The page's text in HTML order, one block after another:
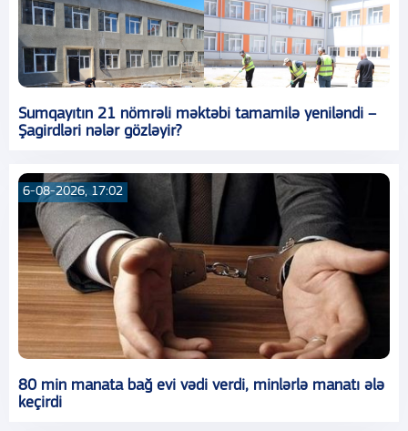
Sumqayıtın 21 nömrəli məktəbi tamamilə yeniləndi –
Şagirdləri nələr gözləyir?
6-08-2026, 17:02
80 min manata bağ evi vədi verdi, minlərlə manatı ələ
keçirdi